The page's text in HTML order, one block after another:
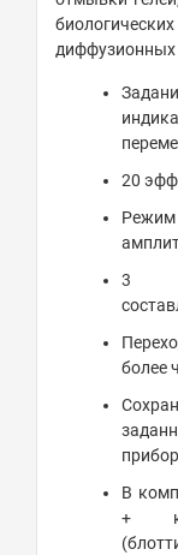
диффузионных
20
Режим
3
более
В
+